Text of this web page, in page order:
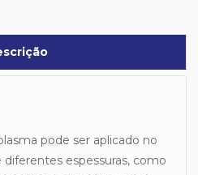
pode ser aplicado no
espessuras, como